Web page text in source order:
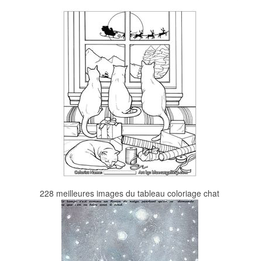
228 meilleures images du tableau coloriage chat